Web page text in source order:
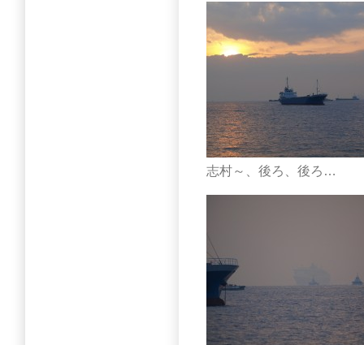
志村～、後ろ、後ろ…